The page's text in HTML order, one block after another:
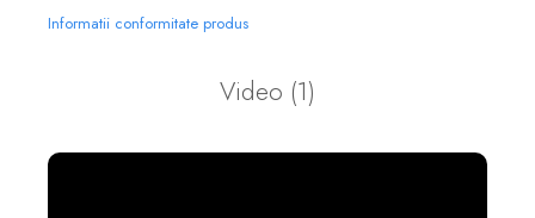
Informatii conformitate produs
Video (1)